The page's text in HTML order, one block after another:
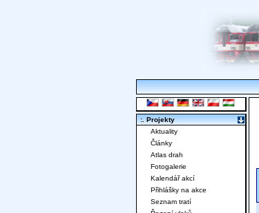
:. Projekty
Aktuality
Články
Atlas drah
Fotogalerie
Kalendář akcí
Přihlášky na akce
Seznam tratí